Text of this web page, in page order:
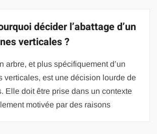
décider l’abattage d’un
verticales ?
arbre, et plus spécifiquement d’un
verticales, est une décision lourde de
Elle doit être prise dans un contexte
motivée par des raisons